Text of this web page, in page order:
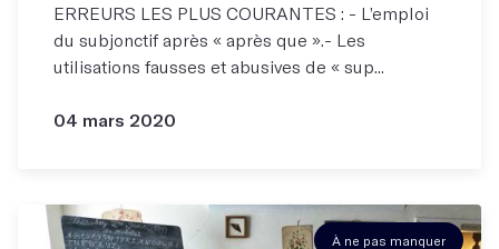
ERREURS LES PLUS COURANTES : - L’emploi
du subjonctif après « après que ».- Les
utilisations fausses et abusives de « sup...
04 mars 2020
À ne pas manquer